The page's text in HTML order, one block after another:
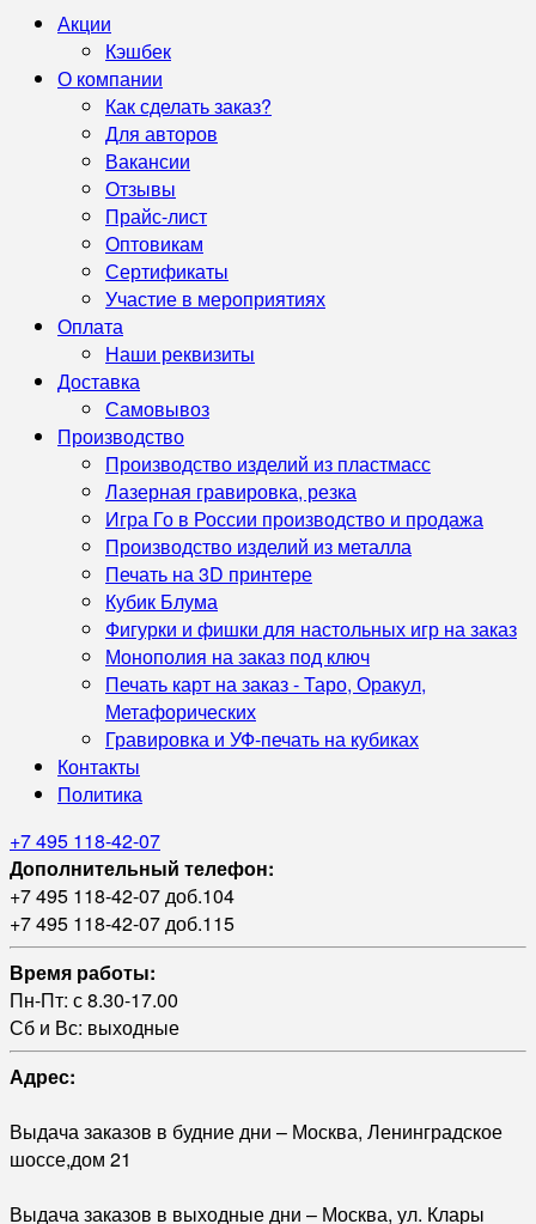
Акции
Кэшбек
О компании
Как сделать заказ?
Для авторов
Вакансии
Отзывы
Прайс-лист
Оптовикам
Сертификаты
Участие в мероприятиях
Оплата
Наши реквизиты
Доставка
Самовывоз
Производство
Производство изделий из пластмасс
Лазерная гравировка, резка
Игра Го в России производство и продажа
Производство изделий из металла
Печать на 3D принтере
Кубик Блума
Фигурки и фишки для настольных игр на заказ
Монополия на заказ под ключ
Печать карт на заказ - Таро, Оракул,
Метафорических
Гравировка и УФ‑печать на кубиках
Контакты
Политика
+7 495 118-42-07
Дополнительный телефон:
+7 495 118-42-07 доб.104
+7 495 118-42-07 доб.115
Время работы:
Пн-Пт: с 8.30-17.00
Сб и Вс: выходные
Адрес:
Выдача заказов в будние дни – Москва, Ленинградское
шоссе,дом 21
Выдача заказов в выходные дни – Москва, ул. Клары